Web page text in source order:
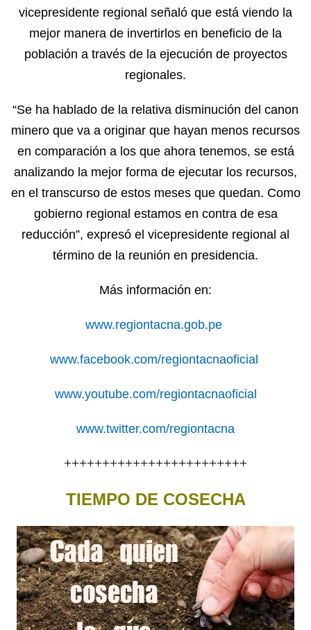
vicepresidente regional señaló que está viendo la
mejor manera de invertirlos en beneficio de la
población a través de la ejecución de proyectos
regionales.
“Se ha hablado de la relativa disminución del canon
minero que va a originar que hayan menos recursos
en comparación a los que ahora tenemos, se está
analizando la mejor forma de ejecutar los recursos,
en el transcurso de estos meses que quedan. Como
gobierno regional estamos en contra de esa
reducción”, expresó el vicepresidente regional al
término de la reunión en presidencia.
Más información en:
www.regiontacna.gob.pe
www.facebook.com/regiontacnaoficial
www.youtube.com/regiontacnaoficial
www.twitter.com/regiontacna
++++++++++++++++++++++++
TIEMPO DE COSECHA